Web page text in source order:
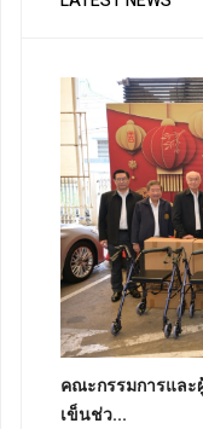
คณะกรรมการและ
เข็นช่ว...